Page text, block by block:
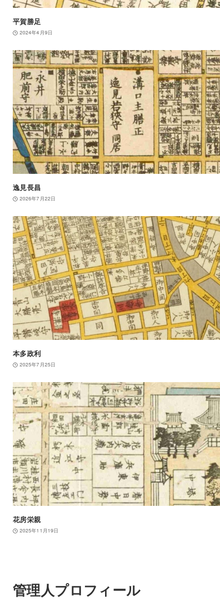
平賀勝足
2024年4月9日
逸見長昌
2026年7月22日
本多政利
2025年7月25日
花房栄親
2025年11月19日
管理人プロフィール